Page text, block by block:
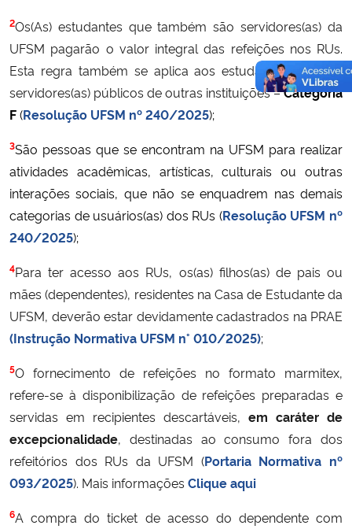
2Os(As) estudantes que também são servidores(as) da
UFSM pagarão o valor integral das refeições nos RUs.
Esta regra também se aplica aos estudantes que são
servidores(as) públicos de outras instituições –Categoria
F(Resolução UFSM nº 240/2025);
3São pessoas que se encontram na UFSM para realizar
atividades acadêmicas, artísticas, culturais ou outras
interações sociais, que não se enquadrem nas demais
categorias de usuários(as) dos RUs (Resolução UFSM nº
240/2025);
4Para ter acesso aos RUs, os(as) filhos(as) de pais ou
mães (dependentes), residentes na Casa de Estudante da
UFSM, deverão estar devidamente cadastrados na PRAE
(Instrução Normativa UFSM n° 010/2025);
5O fornecimento de refeições no formato marmitex,
refere-se à disponibilização de refeições preparadas e
servidas em recipientes descartáveis, em caráter de
excepcionalidade, destinadas ao consumo fora dos
refeitórios dos RUs da UFSM (Portaria Normativa nº
093/2025). Mais informações Clique aqui
6A compra do ticket de acesso do dependente com